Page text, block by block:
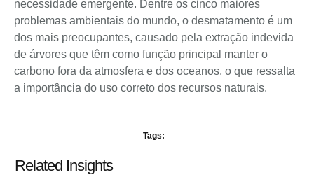
necessidade emergente. Dentre os cinco maiores
problemas ambientais do mundo, o desmatamento é um
dos mais preocupantes, causado pela extração indevida
de árvores que têm como função principal manter o
carbono fora da atmosfera e dos oceanos, o que ressalta
a importância do uso correto dos recursos naturais.
Tags:
Related Insights